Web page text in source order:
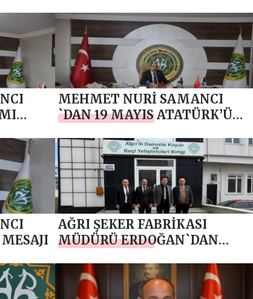
MEHMET NURİ SAMANCI
`DAN 19 MAYIS ATATÜRK’Ü
BAYRAMI MESAJI
AĞRI ŞEKER FABRİKASI
MÜDÜRÜ ERDOĞAN`DAN
HAYIRLI OLSUN ZİYARETİ